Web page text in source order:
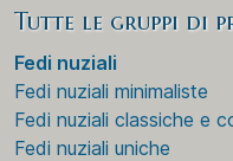
Tutte le gruppi di
Fedi nuziali
Fedi nuziali minimaliste
Fedi nuziali classiche e
Fedi nuziali uniche